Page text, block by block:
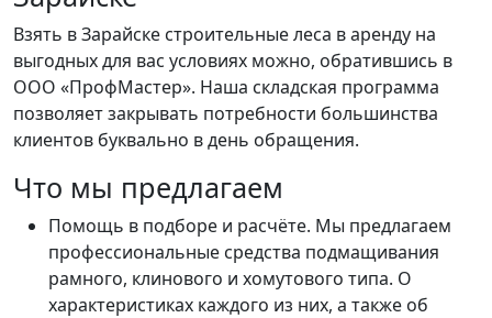
Взять в Зарайске строительные леса в аренду на
выгодных для вас условиях можно, обратившись в
ООО «ПрофМастер». Наша складская программа
позволяет закрывать потребности большинства
клиентов буквально в день обращения.
Что мы предлагаем
Помощь в подборе и расчёте. Мы предлагаем
профессиональные средства подмащивания
рамного, клинового и хомутового типа. О
характеристиках каждого из них, а также об